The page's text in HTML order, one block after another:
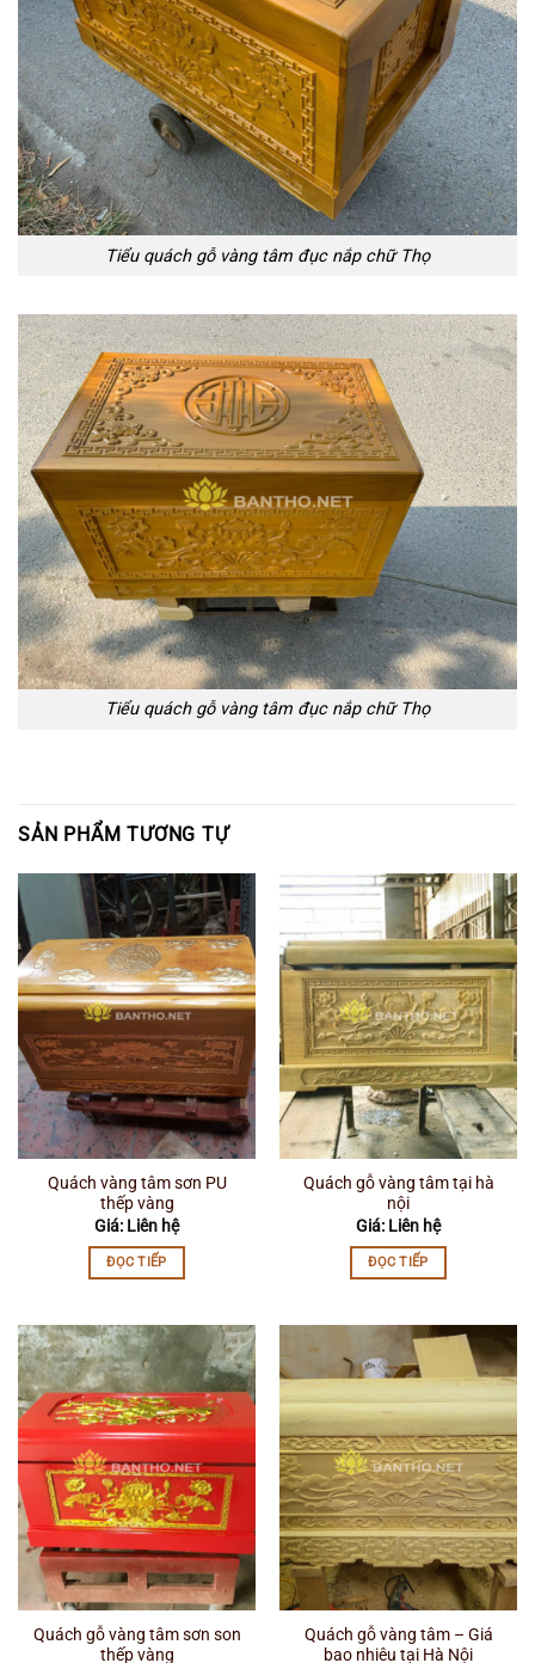
Tiểu quách gỗ vàng tâm đục nắp chữ Thọ
Tiểu quách gỗ vàng tâm đục nắp chữ Thọ
SẢN PHẨM TƯƠNG TỰ
Quách vàng tâm sơn PU
thếp vàng
Giá: Liên hệ
ĐỌC TIẾP
Quách gỗ vàng tâm tại hà
nội
Giá: Liên hệ
ĐỌC TIẾP
Quách gỗ vàng tâm sơn son
thếp vàng
Quách gỗ vàng tâm – Giá
bao nhiêu tại Hà Nội